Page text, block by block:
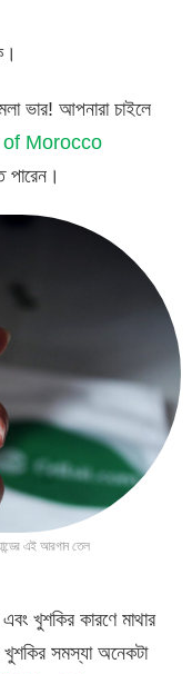
ভার! আপনারা চাইলে
Morocco
পারেন।
এই আরগান তেল
খুশকির কারণে মাথার
খুশকির সমস্যা অনেকটা